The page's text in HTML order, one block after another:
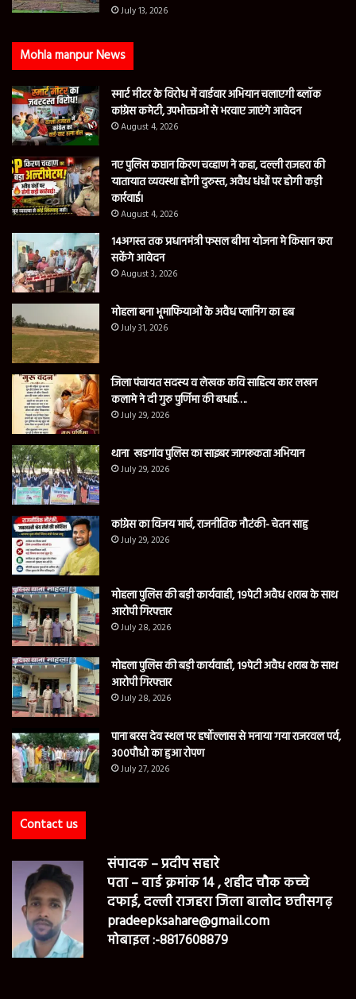
July 13, 2026
Mohla manpur News
स्मार्ट मीटर के विरोध में वार्डवार अभियान चलाएगी ब्लॉक
कांग्रेस कमेटी, उपभोक्ताओं से भरवाए जाएंगे आवेदन
August 4, 2026
नए पुलिस कप्तान किरण चव्हाण ने कहा, दल्ली राजहरा की
यातायात व्यवस्था होगी दुरुस्त, अवैध धंधों पर होगी कड़ी
कार्रवाई।
August 4, 2026
14अगस्त तक प्रधानमंत्री फसल बीमा योजना मे किसान करा
सकेंगे आवेदन
August 3, 2026
मोहला बना भूमाफियाओं के अवैध प्लानिंग का हब
July 31, 2026
जिला पंचायत सदस्य व लेखक कवि साहित्य कार लखन
कलामे ने दी गुरु पुर्णिमा की बधाई….
July 29, 2026
थाना खडगांव पुलिस का साइबर जागरूकता अभियान
July 29, 2026
कांग्रेस का विजय मार्च, राजनीतिक नौटंकी- चेतन साहु
July 29, 2026
मोहला पुलिस की बड़ी कार्यवाही, 19पेटी अवैध शराब के साथ
आरोपी गिरफ्तार
July 28, 2026
मोहला पुलिस की बड़ी कार्यवाही, 19पेटी अवैध शराब के साथ
आरोपी गिरफ्तार
July 28, 2026
पाना बरस देव स्थल पर हर्षोल्लास से मनाया गया राजरवल पर्व,
300पौधो का हुआ रोपण
July 27, 2026
Contact us
संपादक – प्रदीप सहारे
पता – वार्ड क्रमांक 14 , शहीद चौक कच्चे
दफाई, दल्ली राजहरा जिला बालोद छत्तीसगढ़
pradeepksahare@gmail.com
मोबाइल :-8817608879